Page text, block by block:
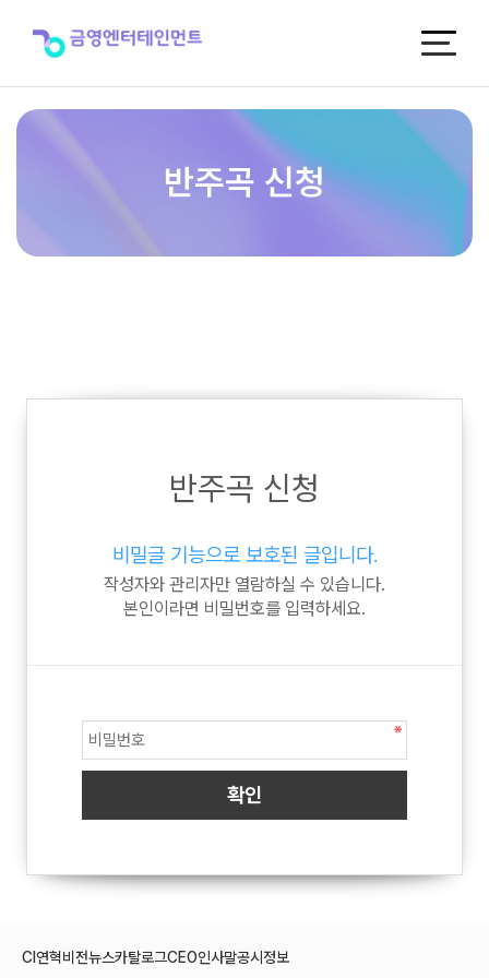
반주곡 신청
반주곡 신청
비밀글 기능으로 보호된 글입니다.
작성자와 관리자만 열람하실 수 있습니다.
본인이라면 비밀번호를 입력하세요.
CI 연혁비전뉴스카탈로그CEO인사말공시정보